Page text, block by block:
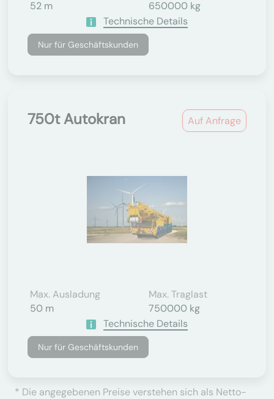
52 m
650000 kg
Technische Details
Nur für Geschäftskunden
Auf Anfrage
750t Autokran
Max. Ausladung
50 m
Max. Traglast
750000 kg
Technische Details
Nur für Geschäftskunden
* Die angegebenen Preise verstehen sich als Netto-